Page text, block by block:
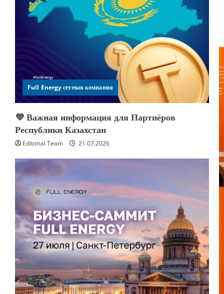
Full Energy сетевая компания
💜 Важная информация для Партнёров
Республики Казахстан
Editorial Team 21.07.2026